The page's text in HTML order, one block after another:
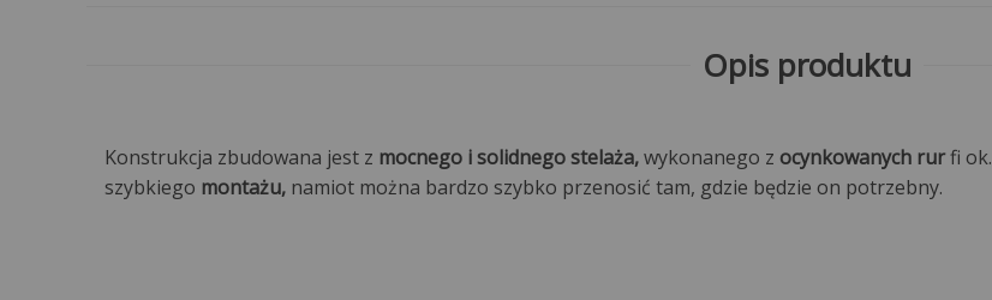
Opis produktu
Konstrukcja zbudowana jest z mocnego i solidnego stelaża,wykonanego z ocynkowanych rurfi ok.
szybkiego montażu, namiot można bardzo szybko przenosić tam, gdzie będzie on potrzebny.